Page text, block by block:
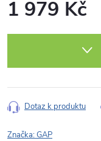
1 979 Kč
Dotaz k produktu
Značka:GAP